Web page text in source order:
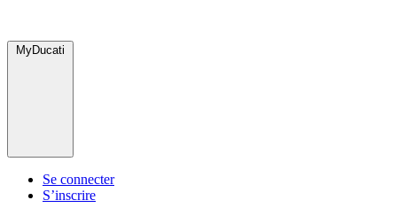
MyDucati
Se connecter
S’inscrire